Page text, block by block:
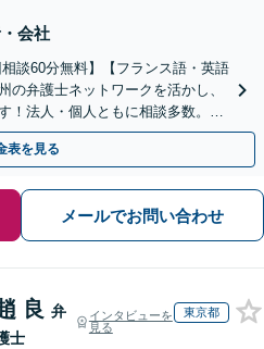
会社
談60分無料】【フランス語・英語
の弁護士ネットワークを活かし、
！法人・個人ともに相談多数。細
休日・夜間相談可】
表を見る
メールでお問い合わせ
良 弁
士
インタビューを
見る
東京都